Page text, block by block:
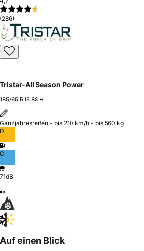
(286)
Tristar-All Season Power
185/65 R15 88 H
Ganzjahresreifen - bis 210 km/h - bis 560 kg
D
C
71dB
Auf einen Blick